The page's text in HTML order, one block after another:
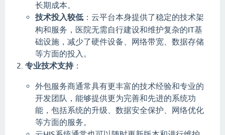
长期成本。
技术投入较低 ：云平台本身提供了稳定的技术架
构和服务，医院无需自行建设和维护复杂的IT基
础设施，减少了硬件设备、网络带宽、数据存储
等方面的投入。
专业技术支持：
外包服务商通常具有更丰富的技术经验和专业的
开发团队，能够提供更为完善和先进的系统功
能，包括系统的升级、数据安全保护、网络优化
等方面的服务。